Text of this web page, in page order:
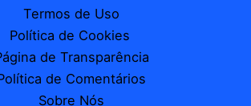
Termos de Uso
Política de Cookies
de Transparência
de Comentários
Sobre Nós